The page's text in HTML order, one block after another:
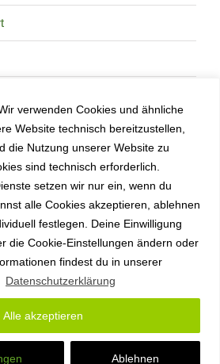
verwenden Cookies und ähnliche
Website technisch bereitzustellen,
die Nutzung unserer Website zu
sind technisch erforderlich.
setzen wir nur ein, wenn du
alle Cookies akzeptieren, ablehnen
festlegen. Deine Einwilligung
die Cookie-Einstellungen ändern oder
findest du in unserer
Datenschutzerklärung
Ablehnen
Alle akzeptieren
CEST
Tech Day 2026
-Oktober 29
IT auf der it-sa 2026:
Defense live erleben
2026 |Impressum
Sitemap